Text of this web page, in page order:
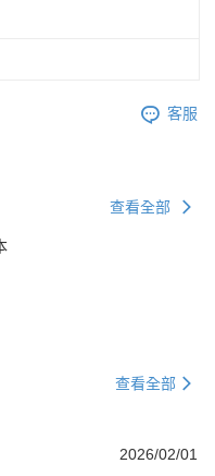
客服
查看全部
查看全部
2026/02/01